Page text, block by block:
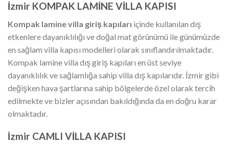
İzmir KOMPAK LAMİNE VİLLA KAPISI
Kompak lamine villa giriş kapıları içinde kullanılan dış
etkenlere dayanıklılığı ve doğal mat görünümü ile günümüzde
en sağlam villa kapısı modelleri olarak sınıflandırılmaktadır.
Kompak lamine villa dış giriş kapıları en üst seviye
dayanıklılık ve sağlamlığa sahip villa dış kapılarıdır. İzmir gibi
değişken hava şartlarına sahip bölgelerde özel olarak tercih
edilmekte ve bizler açısından bakıldığında da en doğru karar
olmaktadır.
İzmir CAMLI VİLLA KAPISI